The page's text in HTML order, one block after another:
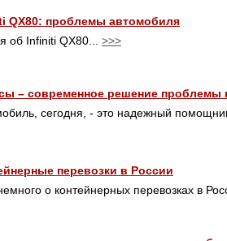
QX80: проблемы автомобиля
об Infiniti QX80... >>>
– современное решение проблемы
сегодня, - это надежный
перевозки в России
о контейнерных перевозках в